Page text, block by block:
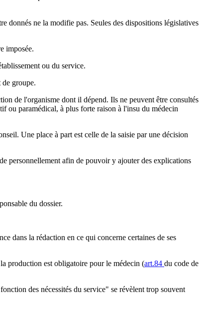
donnés ne la modifie pas. Seules des dispositions législatives
imposée.
ou du service.
de groupe.
de l'organisme dont il dépend. Ils ne peuvent être consultés
ou paramédical, à plus forte raison à l'insu du médecin
Une place à part est celle de la saisie par une décision
personnellement afin de pouvoir y ajouter des explications
du dossier.
dans la rédaction en ce qui concerne certaines de ses
production est obligatoire pour le médecin (art.84 du code de
des nécessités du service" se révèlent trop souvent